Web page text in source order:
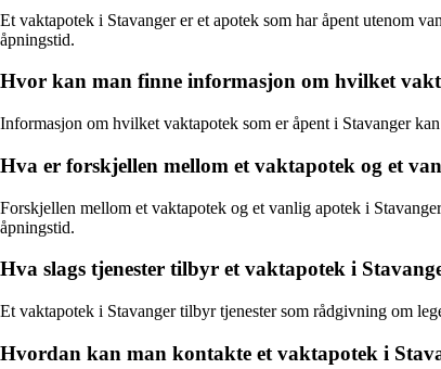
Et vaktapotek i Stavanger er et apotek som har åpent utenom
åpningstid.
Hvor kan man finne informasjon om hvilket
Informasjon om hvilket vaktapotek som er åpent i Stavanger
Hva er forskjellen mellom et vaktapotek og et
Forskjellen mellom et vaktapotek og et vanlig apotek i
åpningstid.
Hva slags tjenester tilbyr et vaktapotek i
Et vaktapotek i Stavanger tilbyr tjenester som rådgivning om
Hvordan kan man kontakte et vaktapotek i